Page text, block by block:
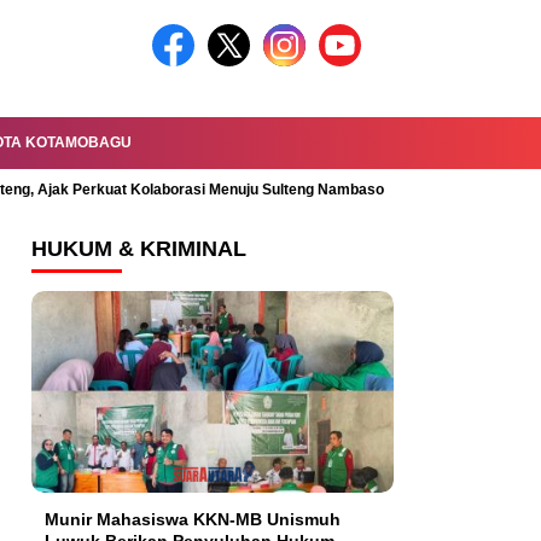
KOTAMOBAGU
Ajak Perkuat Kolaborasi Menuju Sulteng Nambaso
HUKUM & KRIMINAL
Munir Mahasiswa KKN-MB Unismuh